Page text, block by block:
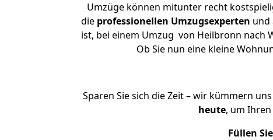
Umzüge können mitunter recht
die professionellen Umzugsexperten und
ist, bei einem Umzug von Heilbronn nach
Ob Sie nun eine kleine
Sparen Sie sich die Zeit – wir kümmern
heute, um
Füllen